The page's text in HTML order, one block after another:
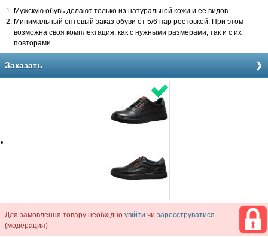
Мужскую обувь делают только из натуральной кожи и ее видов.
Минимальный оптовый заказ обуви от 5/6 пар ростовкой. При этом
возможна своя комплектация, как с нужными размерами, так и с их
повторами.
Заказать
Для замовлення товару необхідно увійти чи зареєструватися
(модерация)